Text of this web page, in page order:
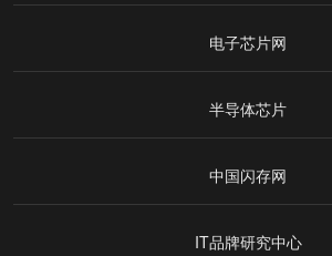
电子芯片网
半导体芯片
中国闪存网
IT品牌研究中心